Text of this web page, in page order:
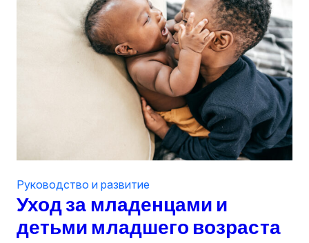
Уход за младенцами и
детьми младшего возраста
Руководство и развитие